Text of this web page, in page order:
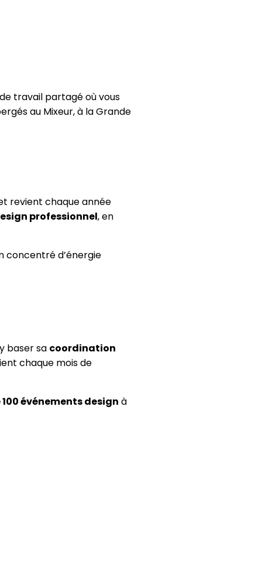
travail partagé où vous
au Mixeur, à la Grande
revient chaque année
professionnel, en
concentré d’énergie
baser sa coordination
chaque mois de
événements design à